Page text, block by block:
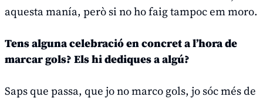
aquesta manía, però si no ho faig tampoc em moro.
Tens alguna celebració en concret a l’hora de
marcar gols? Els hi dediques a algú?
Saps que passa, que jo no marco gols, jo sóc més de